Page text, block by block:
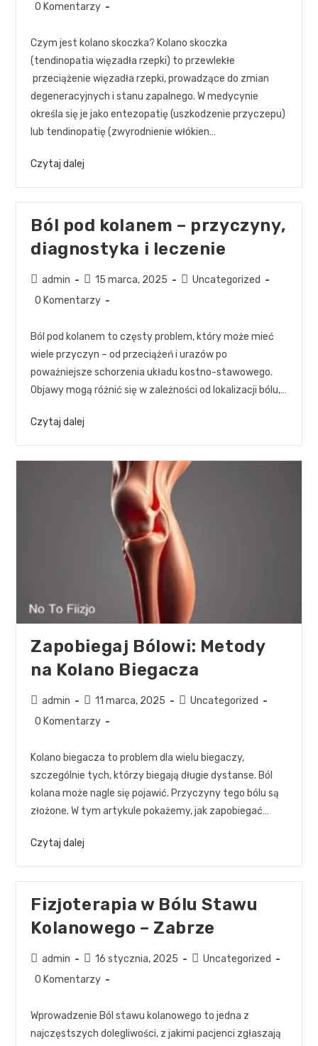
0 Komentarzy
Czym jest kolano skoczka? Kolano skoczka
(tendinopatia więzadła rzepki) to przewlekłe
przeciążenie więzadła rzepki, prowadzące do zmian
degeneracyjnych i stanu zapalnego. W medycynie
określa się je jako entezopatię (uszkodzenie przyczepu)
lub tendinopatię (zwyrodnienie włókien…
Czytaj dalej
Ból pod kolanem – przyczyny,
diagnostyka i leczenie
admin 15 marca, 2025
Uncategorized
0 Komentarzy
Ból pod kolanem to częsty problem, który może mieć
wiele przyczyn – od przeciążeń i urazów po
poważniejsze schorzenia układu kostno-stawowego.
Objawy mogą różnić się w zależności od lokalizacji bólu,…
Czytaj dalej
Zapobiegaj Bólowi: Metody
na Kolano Biegacza
admin 11 marca, 2025
Uncategorized
0 Komentarzy
Kolano biegacza to problem dla wielu biegaczy,
szczególnie tych, którzy biegają długie dystanse. Ból
kolana może nagle się pojawić. Przyczyny tego bólu są
złożone. W tym artykule pokażemy, jak zapobiegać…
Czytaj dalej
Fizjoterapia w Bólu Stawu
Kolanowego – Zabrze
admin 16 stycznia, 2025
Uncategorized
0 Komentarzy
Wprowadzenie Ból stawu kolanowego to jedna z
najczęstszych dolegliwości, z jakimi pacjenci zgłaszają